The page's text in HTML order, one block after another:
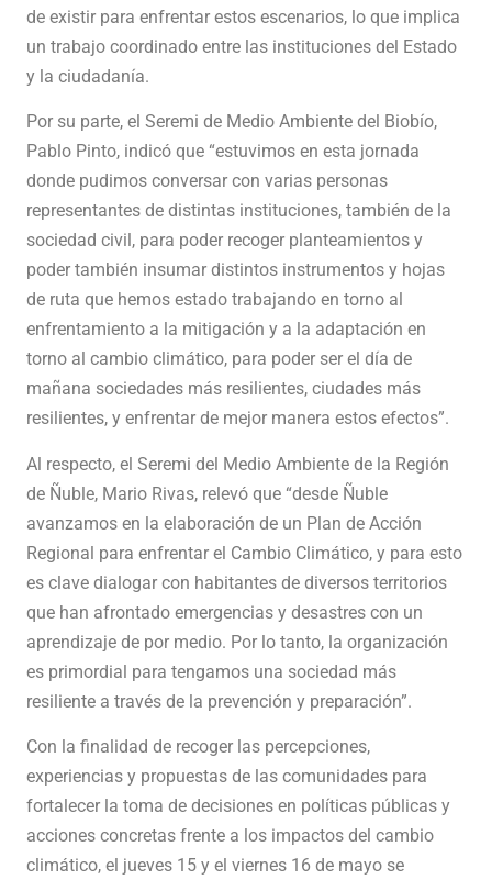
de existir para enfrentar estos escenarios, lo que implica
un trabajo coordinado entre las instituciones del Estado
y la ciudadanía.
Por su parte, el Seremi de Medio Ambiente del Biobío,
Pablo Pinto, indicó que “estuvimos en esta jornada
donde pudimos conversar con varias personas
representantes de distintas instituciones, también de la
sociedad civil, para poder recoger planteamientos y
poder también insumar distintos instrumentos y hojas
de ruta que hemos estado trabajando en torno al
enfrentamiento a la mitigación y a la adaptación en
torno al cambio climático, para poder ser el día de
mañana sociedades más resilientes, ciudades más
resilientes, y enfrentar de mejor manera estos efectos”.
Al respecto, el Seremi del Medio Ambiente de la Región
de Ñuble, Mario Rivas, relevó que “desde Ñuble
avanzamos en la elaboración de un Plan de Acción
Regional para enfrentar el Cambio Climático, y para esto
es clave dialogar con habitantes de diversos territorios
que han afrontado emergencias y desastres con un
aprendizaje de por medio. Por lo tanto, la organización
es primordial para tengamos una sociedad más
resiliente a través de la prevención y preparación”.
Con la finalidad de recoger las percepciones,
experiencias y propuestas de las comunidades para
fortalecer la toma de decisiones en políticas públicas y
acciones concretas frente a los impactos del cambio
climático, el jueves 15 y el viernes 16 de mayo se